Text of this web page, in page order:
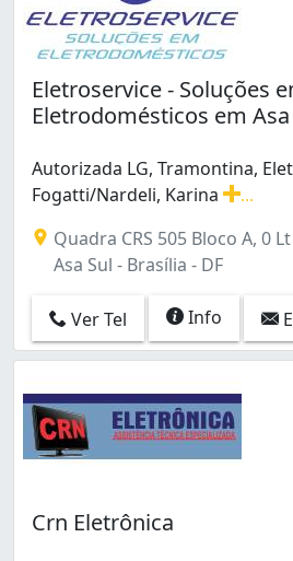
Eletroservice - Soluções
Eletrodomésticos em Asa
Autorizada LG, Tramontina,
Fogatti/Nardeli, Karina
Quadra CRS 505 Bloco A, 0
Asa Sul - Brasília - DF
Ver Tel Info
Crn Eletrônica